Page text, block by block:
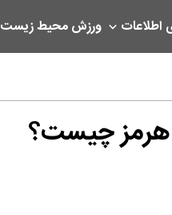
اطلاعات ورزشمحیط زیست
هرمز چیست؟